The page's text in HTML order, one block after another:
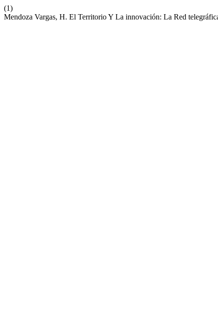
(1)
Mendoza Vargas, H. El Territorio Y La innovación: La Red